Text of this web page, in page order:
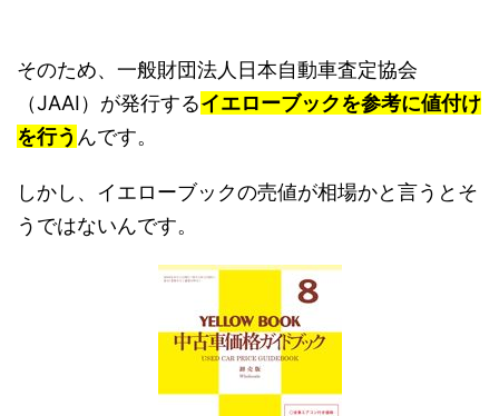
そのため、一般財団法人日本自動車査定協会
（JAAI）が発行するイエローブックを参考に値付け
を行う んです。
しかし、イエローブックの売値が相場かと言うとそ
うではないんです。